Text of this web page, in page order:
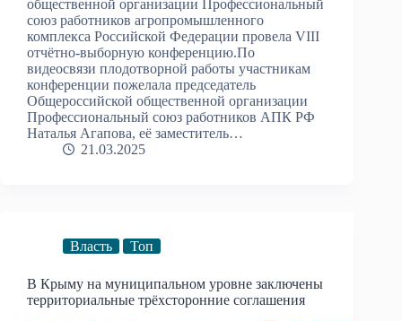
общественной организации Профессиональный
союз работников агропромышленного
комплекса Российской Федерации провела VIII
отчётно-выборную конференцию.По
видеосвязи плодотворной работы участникам
конференции пожелала председатель
Общероссийской общественной организации
Профессиональный союз работников АПК РФ
Наталья Агапова, её заместитель…
21.03.2025
Власть Топ
В Крыму на муниципальном уровне заключены
территориальные трёхсторонние соглашения